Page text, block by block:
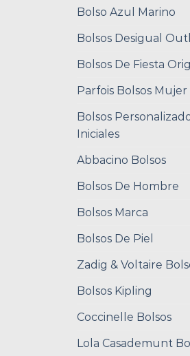
Bolso Azul Marino
Bolsos Desigual
Bolsos De Fiesta
Parfois Bolsos Mujer
Bolsos
Iniciales
Abbacino Bolsos
Bolsos De Hombre
Bolsos Marca
Bolsos De Piel
Zadig & Voltaire
Bolsos Kipling
Coccinelle Bolsos
Lola Casademunt